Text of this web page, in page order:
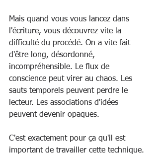
Mais quand vous vous lancez dans
l'écriture, vous découvrez vite la
difficulté du procédé. On a vite fait
d'être long, désordonné,
incompréhensible. Le flux de
conscience peut virer au chaos. Les
sauts temporels peuvent perdre le
lecteur. Les associations d'idées
peuvent devenir opaques.
C'est exactement pour ça qu'il est
important de travailler cette technique.